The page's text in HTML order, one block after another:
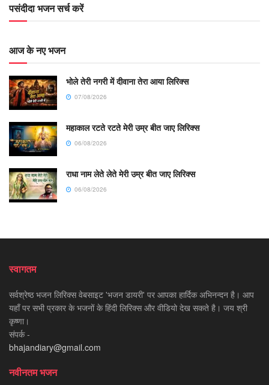
पसंदीदा भजन सर्च करें
आज के नए भजन
भोले तेरी नगरी में दीवाना तेरा आया लिरिक्स
07/08/2026
महाकाल रटते रटते मेरी उम्र बीत जाए लिरिक्स
06/08/2026
राधा नाम लेते लेते मेरी उम्र बीत जाए लिरिक्स
06/08/2026
स्वागतम
सर्वश्रेष्ठ भजन लिरिक्स वेबसाइट 'भजन डायरी' पर आपका हार्दिक अभिनन्दन है। आप
यहाँ पर सभी प्रकार के भजनों के हिंदी लिरिक्स और वीडियो देख सकते है। जय श्री
कृष्णा।
संपर्क -
bhajandiary@gmail.com
नवीनतम भजन